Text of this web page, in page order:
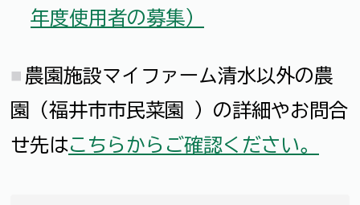
年度使用者の募集）
農園施設マイファーム清水以外の農
園（福井市市民菜園 ）の詳細やお問合
せ先はこちらからご確認ください。